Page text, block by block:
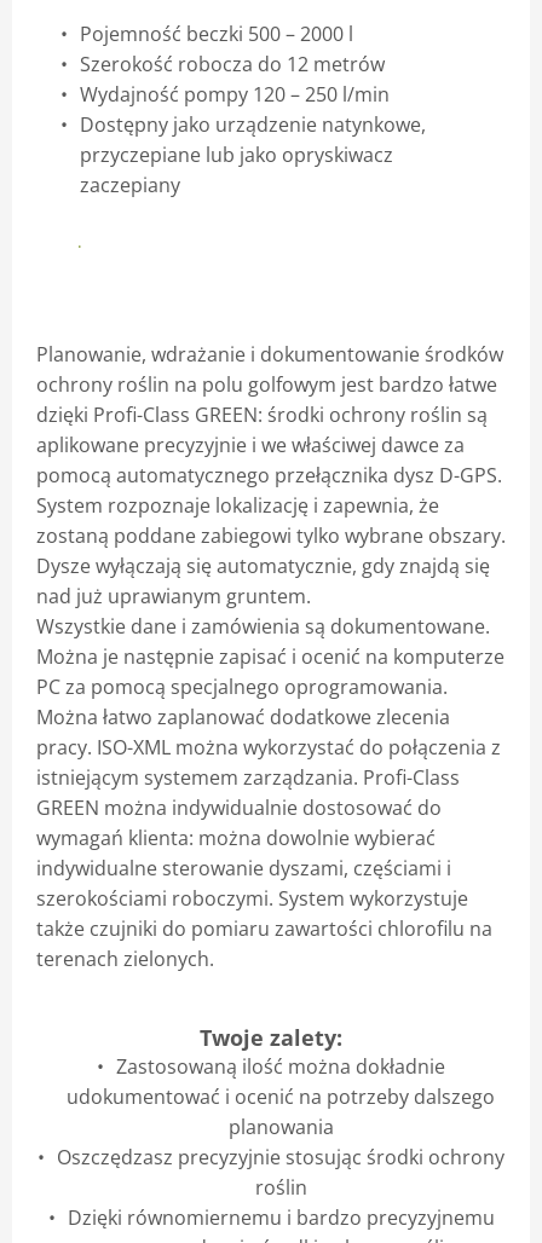
Pojemność beczki 500 – 2000 l
Szerokość robocza do 12 metrów
Wydajność pompy 120 – 250 l/min
Dostępny jako urządzenie natynkowe,
przyczepiane lub jako opryskiwacz
zaczepiany
Profesjonalna klasa ZIELONA
Planowanie, wdrażanie i dokumentowanie środków
ochrony roślin na polu golfowym jest bardzo łatwe
dzięki Profi-Class GREEN: środki ochrony roślin są
aplikowane precyzyjnie i we właściwej dawce za
pomocą automatycznego przełącznika dysz D-GPS.
System rozpoznaje lokalizację i zapewnia, że ​​
zostaną poddane zabiegowi tylko wybrane obszary.
Dysze wyłączają się automatycznie, gdy znajdą się
nad już uprawianym gruntem.
Wszystkie dane i zamówienia są dokumentowane.
Można je następnie zapisać i ocenić na komputerze
PC za pomocą specjalnego oprogramowania.
Można łatwo zaplanować dodatkowe zlecenia
pracy. ISO-XML można wykorzystać do połączenia z
istniejącym systemem zarządzania. Profi-Class
GREEN można indywidualnie dostosować do
wymagań klienta: można dowolnie wybierać
indywidualne sterowanie dyszami, częściami i
szerokościami roboczymi. System wykorzystuje
także czujniki do pomiaru zawartości chlorofilu na
terenach zielonych.
Twoje zalety:
Zastosowaną ilość można dokładnie
udokumentować i ocenić na potrzeby dalszego
planowania
Oszczędzasz precyzyjnie stosując środki ochrony
roślin
Dzięki równomiernemu i bardzo precyzyjnemu